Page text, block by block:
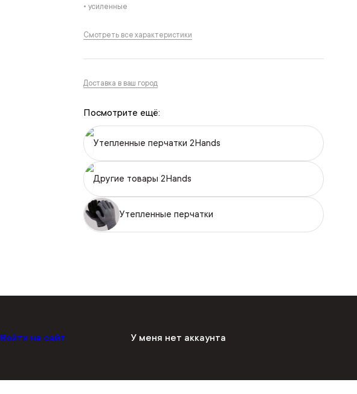
• усиленные
Смотреть все характеристики
Доставка в ваш город
Посмотрите ещё:
Утепленные перчатки 2Hands
Другие товары 2Hands
Утепленные перчатки
Войти на сайт У меня нет аккаунта